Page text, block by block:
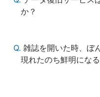
か？
Q. 雑誌を開いた時、ぼ
現れたのち鮮明にな